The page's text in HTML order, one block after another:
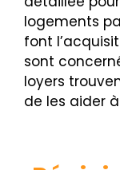
logements
font
sont
loyers
de les aider